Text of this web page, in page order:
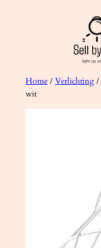
Home/ Verlichting/
wit